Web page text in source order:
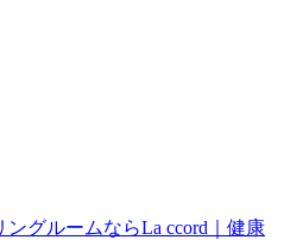
グルームならLa ccord｜健康